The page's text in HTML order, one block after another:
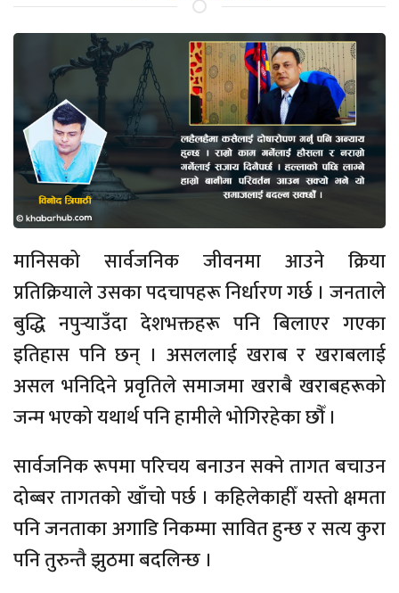
मानिसको सार्वजनिक जीवनमा आउने क्रिया
प्रतिक्रियाले उसका पदचापहरू निर्धारण गर्छ । जनताले
बुद्धि नपुर्‍याउँदा देशभक्तहरू पनि बिलाएर गएका
इतिहास पनि छन् । असललाई खराब र खराबलाई
असल भनिदिने प्रवृतिले समाजमा खराबै खराबहरूको
जन्म भएको यथार्थ पनि हामीले भोगिरहेका छौँ ।
सार्वजनिक रूपमा परिचय बनाउन सक्ने तागत बचाउन
दोब्बर तागतको खाँचो पर्छ । कहिलेकाहीँ यस्तो क्षमता
पनि जनताका अगाडि निकम्मा सावित हुन्छ र सत्य कुरा
पनि तुरुन्तै झुठमा बदलिन्छ ।